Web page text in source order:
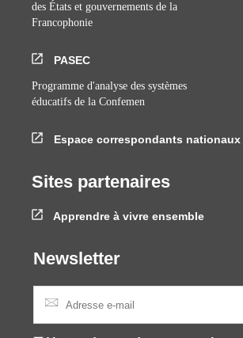
des États et gouvernements de la
Francophonie
PASEC
Programme d'analyse des systèmes
éducatifs de la Confemen
Espace correspondants nationaux
Sites partenaires
Apprendre à vivre ensemble
Newsletter